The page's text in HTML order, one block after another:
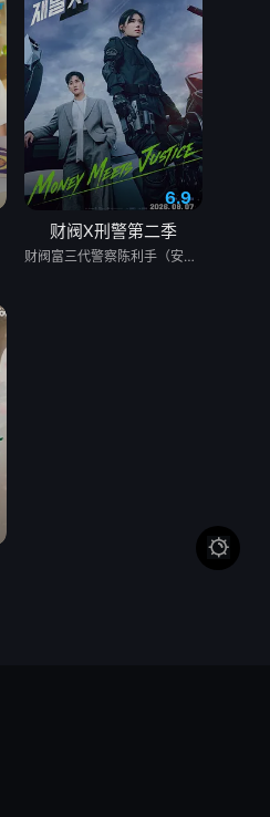
6.9
财阀X刑警第二季
财阀富三代警察陈利手（安普贤 饰）华丽回归，完美蜕变为成熟专业的刑警，继续以财力同实力展开查案历险记。新上司朱惠拉（郑恩彩 饰）空降，两个性格不合的拍挡将联手破案。
